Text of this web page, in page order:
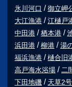
氷川河口
御立岬
大江漁港
江樋戸
中田港
栖本港
浜田港
柳港 湯
福浜漁港
樋合旧
高戸海水浴場
二
下田地磯
天草2